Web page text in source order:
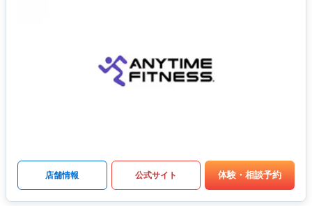
店舗情報 公式サイト 体験・相談予約